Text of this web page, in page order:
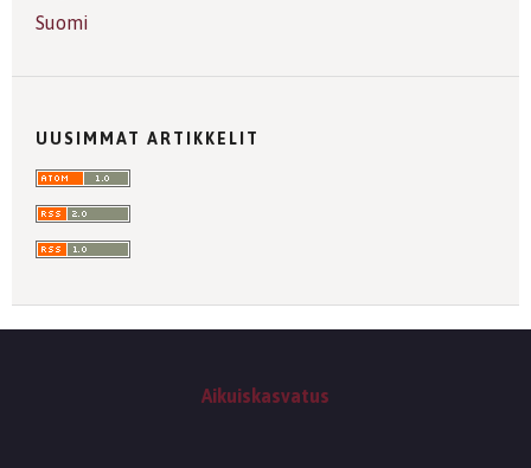
Suomi
UUSIMMAT ARTIKKELIT
Aikuiskasvatus